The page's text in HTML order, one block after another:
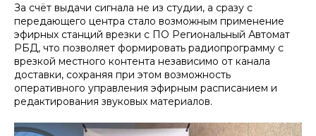
За счёт выдачи сигнала не из студии, а сразу с
передающего центра стало возможным применение
эфирных станций врезки с ПО Региональный Автомат
РБД, что позволяет формировать радиопрограмму с
врезкой местного контента независимо от канала
доставки, сохраняя при этом возможность
оперативного управления эфирным расписанием и
редактирования звуковых материалов.